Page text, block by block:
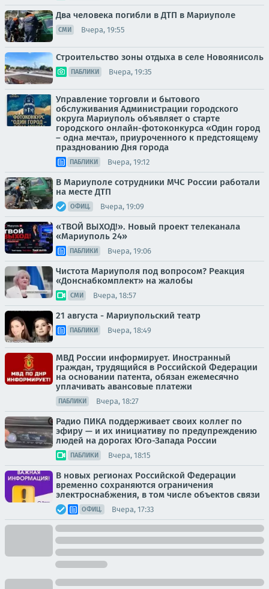
Два человека погибли в ДТП в Мариуполе
СМИ Вчера, 19:55
Строительство зоны отдыха в селе Новоянисоль
ПАБЛИКИ Вчера, 19:35
Управление торговли и бытового
обслуживания Администрации городского
округа Мариуполь объявляет о старте
городского онлайн-фотоконкурса «Один город
– одна мечта», приуроченного к предстоящему
празднованию Дня города
ПАБЛИКИ Вчера, 19:12
В Мариуполе сотрудники МЧС России работали
на месте ДТП
ОФИЦ. Вчера, 19:09
«ТВОЙ ВЫХОД!». Новый проект телеканала
«Мариуполь 24»
ПАБЛИКИ Вчера, 19:06
Чистота Мариуполя под вопросом? Реакция
«Донснабкомплект» на жалобы
СМИ Вчера, 18:57
21 августа - Мариупольский театр
ПАБЛИКИ Вчера, 18:49
МВД России информирует. Иностранный
граждан, трудящийся в Российской Федерации
на основании патента, обязан ежемесячно
уплачивать авансовые платежи
ПАБЛИКИ Вчера, 18:27
Радио ПИКА поддерживает своих коллег по
эфиру — и их инициативу по предупреждению
людей на дорогах Юго-Запада России
ПАБЛИКИ Вчера, 18:15
В новых регионах Российской Федерации
временно сохраняются ограничения
электроснабжения, в том числе объектов связи
ОФИЦ. Вчера, 17:33